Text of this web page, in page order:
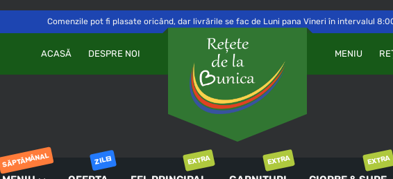
Comenzile pot fi plasate oricând, dar livrările se fac de Luni pana Vineri în intervalul
MENIU
ACASĂ DESPRE NOI
PAROLĂ
AUTENTIFICARE
SĂPTĂMÂNAL ZILEI EXTRA EXTRA EXTRA